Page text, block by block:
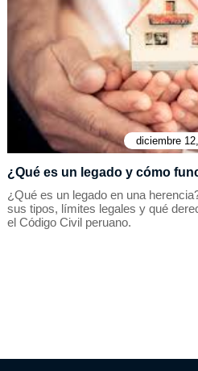
diciembre
¿Qué es un legado y cómo
¿Qué es un legado en una
sus tipos, límites legales y qué
el Código Civil peruano.